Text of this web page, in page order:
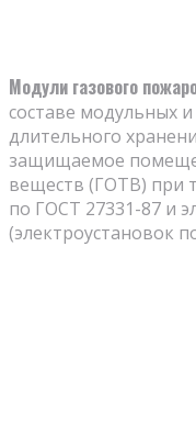
Модули газового
составе модульных
длительного
защищаемое
веществ (ГОТВ) при
по ГОСТ 27331-87 и
(электроустановок